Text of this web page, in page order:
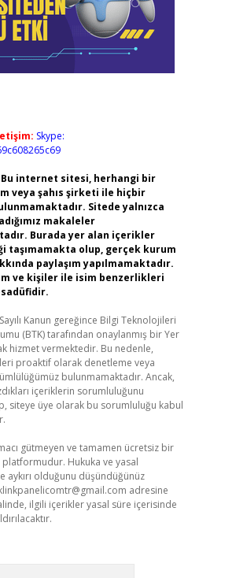
Skype:
Bu internet sitesi, herhangi bir
veya şahıs şirketi ile hiçbir
Sitede yalnızca
makaleler
Burada yer alan içerikler
taşımamakta olup, gerçek kurum
paylaşım yapılmamaktadır.
ve kişiler ile isim benzerlikleri
Kanun gereğince Bilgi Teknolojileri
(BTK) tarafından onaylanmış bir Yer
hizmet vermektedir. Bu nedenle,
proaktif olarak denetleme veya
bulunmamaktadır. Ancak,
içeriklerin sorumluluğunu
siteye üye olarak bu sorumluluğu kabul
gütmeyen ve tamamen ücretsiz bir
platformudur. Hukuka ve yasal
aykırı olduğunu düşündüğünüz
adresine
ilgili içerikler yasal süre içerisinde